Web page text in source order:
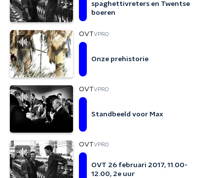
spaghettivreters en Twentse
boeren
OVTVPRO
Onze prehistorie
OVTVPRO
Standbeeld voor Max
OVTVPRO
OVT 26 februari 2017, 11.00-
12.00, 2e uur